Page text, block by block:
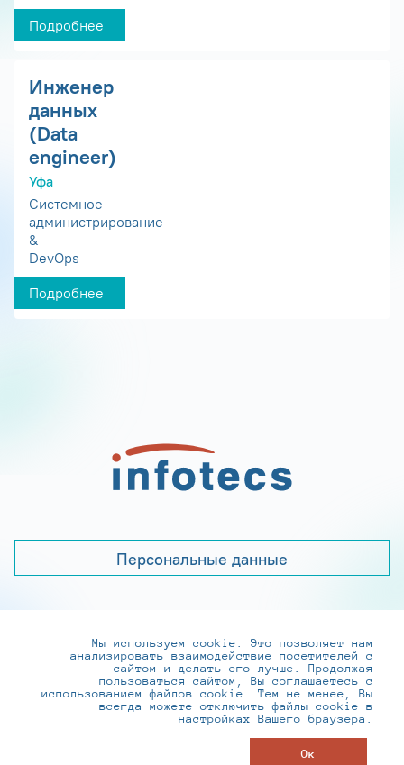
Подробнее
Инженер
данных
(Data
engineer)
Уфа
Системное
администрирование
&
DevOps
Подробнее
Персональные данные
+7 (495) 737-6192, 8-800-250-0-260
practice@infotecs.ru,hr@infotecs.ru
127273, г. Москва, Отрадная ул., 2Б строение 1
Мы используем cookie. Это позволяет нам
анализировать взаимодействие посетителей с
сайтом и делать его лучше. Продолжая
пользоваться сайтом, Вы соглашаетесь с
использованием файлов cookie. Тем не менее, Вы
всегда можете отключить файлы cookie в
настройках Вашего браузера.
Ок